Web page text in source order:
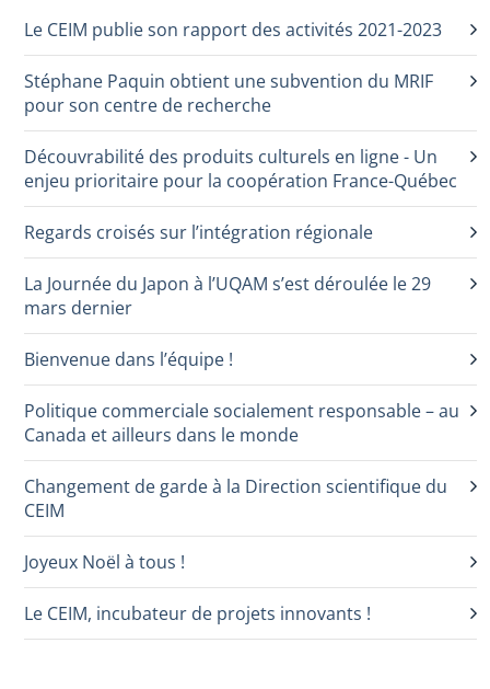
Le CEIM publie son rapport des activités 2021-2023
Stéphane Paquin obtient une subvention du MRIF
pour son centre de recherche
Découvrabilité des produits culturels en ligne - Un
enjeu prioritaire pour la coopération France-Québec
Regards croisés sur l’intégration régionale
La Journée du Japon à l’UQAM s’est déroulée le 29
mars dernier
Bienvenue dans l’équipe !
Politique commerciale socialement responsable – au
Canada et ailleurs dans le monde
Changement de garde à la Direction scientifique du
CEIM
Joyeux Noël à tous !
Le CEIM, incubateur de projets innovants !